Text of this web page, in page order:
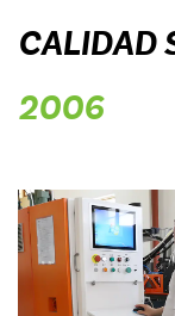
CALIDAD
2006